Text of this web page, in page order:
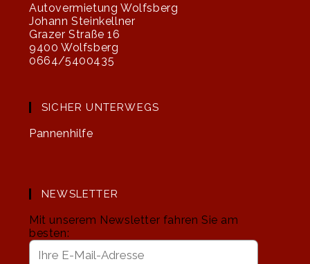
Autovermietung Wolfsberg
Johann Steinkellner
Grazer Straße 16
9400 Wolfsberg
0664/5400435
SICHER UNTERWEGS
Pannenhilfe
NEWSLETTER
Mit unserem Newsletter fahren Sie am
besten: